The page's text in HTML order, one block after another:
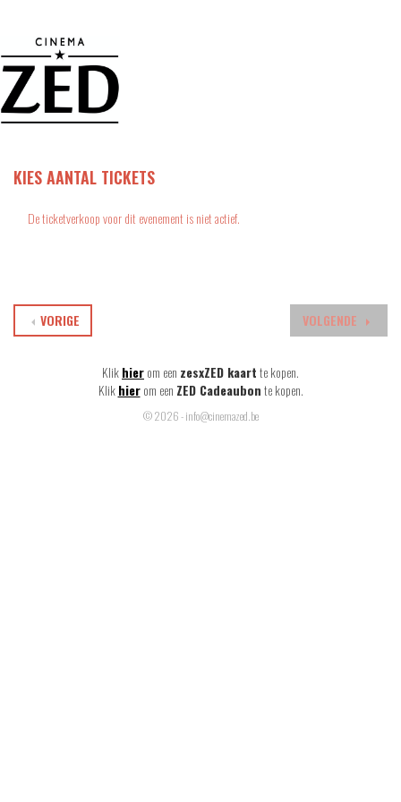
KIES AANTAL TICKETS
De ticketverkoop voor dit evenement is niet actief.
VOLGENDE
VORIGE
Klikhierom een zesxZED kaartte kopen.
Klik hier om een ZED Cadeaubonte kopen.
© 2026 - info@cinemazed.be